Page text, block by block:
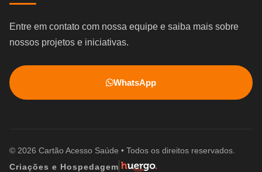
Entre em contato com nossa equipe e saiba mais sobre
nossos projetos e iniciativas.
WhatsApp
© 2026 Cartão Acesso Saúde • Todos os direitos reservados.
Criações e Hospedagem